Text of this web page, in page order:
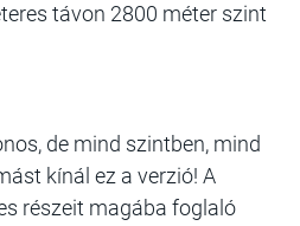
távon 2800 méter szint
de mind szintben, mind
kínál ez a verzió! A
részeit magába foglaló